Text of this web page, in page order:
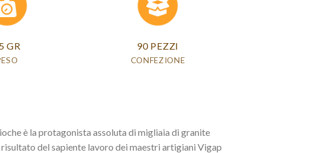
GR 90 PEZZI
CONFEZIONE
è la protagonista assoluta di migliaia di granite
risultato del sapiente lavoro dei maestri artigiani Vigap